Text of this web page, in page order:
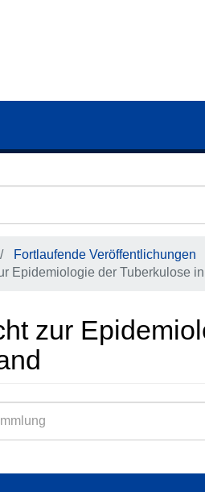
Fortlaufende Veröffentlichungen
Epidemiologie der Tuberkulose
zur